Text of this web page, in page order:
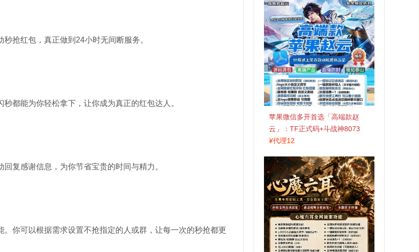
抢红包，真正做到24小时无间断服务。
都能为你轻松拿下，让你成为真正的红包达人。
复感谢信息，为你节省宝贵的时间与精力。
你可以根据需求设置不抢指定的人或群，让每一次的秒抢都更
苹果微信多开首选「高端款赵
云」：TF正式码+斗战神8073
包，7天退换认准拍拍卡激活码
¥代理12